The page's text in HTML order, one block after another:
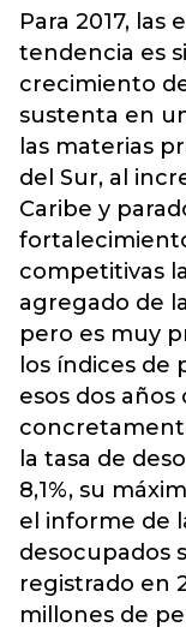
Para 2017,
tendencia es
crecimiento
sustenta en
las materias
del Sur, al
Caribe y
competitivas
agregado de
pero es muy
los índices de
esos dos
la tasa de
8,1%, su
el informe de
desocupados
registrado en
millones de